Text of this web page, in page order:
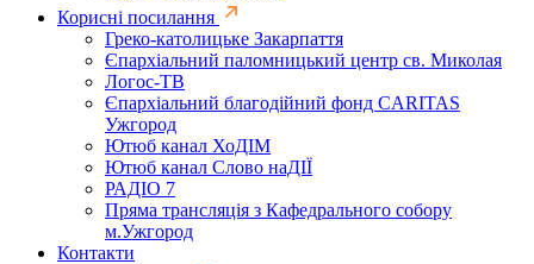
Корисні посилання
Греко-католицьке Закарпаття
Єпархіальний паломницький центр св. Миколая
Логос-ТВ
Єпархіальний благодійний фонд CARITAS
Ужгород
Ютюб канал ХоДІМ
Ютюб канал Слово наДІЇ
РАДІО 7
Пряма трансляція з Кафедрального собору
м.Ужгород
Контакти